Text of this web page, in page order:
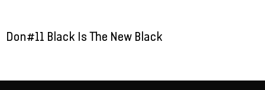
Don#11 Black Is The New Black